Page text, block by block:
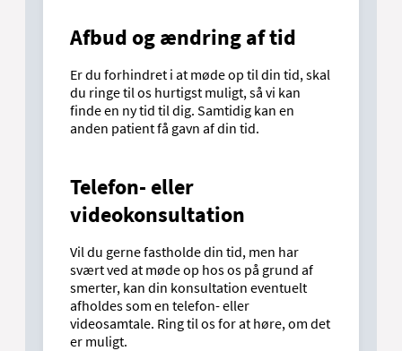
Afbud og ændring af tid
Er du forhindret i at møde op til din tid, skal
du ringe til os hurtigst muligt, så vi kan
finde en ny tid til dig. Samtidig kan en
anden patient få gavn af din tid.
Telefon- eller
videokonsultation
Vil du gerne fastholde din tid, men har
svært ved at møde op hos os på grund af
smerter, kan din konsultation eventuelt
afholdes som en telefon- eller
videosamtale. Ring til os for at høre, om det
er muligt.